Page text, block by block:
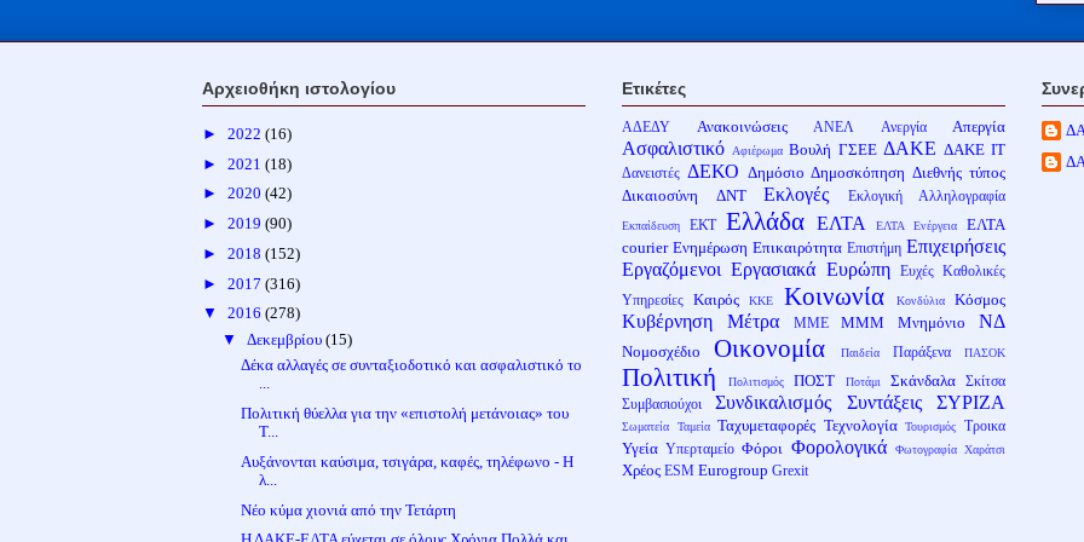
Αρχειοθήκη ιστολογίου
► 2022 (16)
► 2021 (18)
► 2020 (42)
► 2019 (90)
► 2018 (152)
► 2017 (316)
▼ 2016 (278)
▼ Δεκεμβρίου (15)
Δέκα αλλαγές σε συνταξιοδοτικό και ασφαλιστικό το
...
Πολιτική θύελλα για την «επιστολή μετάνοιας» του
Τ...
Αυξάνονται καύσιμα, τσιγάρα, καφές, τηλέφωνο - Η
λ...
Νέο κύμα χιονιά από την Τετάρτη
Ετικέτες
ΑΔΕΔΥ Ανακοινώσεις ΑΝΕΛ Ανεργία Απεργία
Ασφαλιστικό Αφιέρωμα Βουλή ΓΣΕΕ ΔΑΚΕ ΔΑΚΕ ΙΤ
Δανειστές ΔΕΚΟ Δημόσιο Δημοσκόπηση Διεθνής τύπος
Δικαιοσύνη
ΔΝΤ Εκλογές Εκλογική Αλληλογραφία
Εκπαίδευση ΕΚΤ Ελλάδα ΕΛΤΑ ΕΛΤΑ Ενέργεια
ΕΛΤΑ
courier Ενημέρωση Επικαιρότητα Επιστήμη Επιχειρήσεις
Εργαζόμενοι Εργασιακά Ευρώπη Ευχές Καθολικές
Υπηρεσίες
Καιρός ΚΚΕ Κοινωνία Κονδύλια Κόσμος
Κυβέρνηση Μέτρα ΜΜΕ ΜΜΜ Μνημόνιο ΝΔ
Νομοσχέδιο Οικονομία Παιδεία Παράξενα ΠΑΣΟΚ
Πολιτική Πολιτισμός ΠΟΣΤ Ποτάμι Σκάνδαλα
Σκίτσα
Συμβασιούχοι
Συνδικαλισμός Συντάξεις ΣΥΡΙΖΑ
Σωματεία Ταμεία Ταχυμεταφορές Τεχνολογία Τουρισμός Τροικα
Υγεία Υπερταμείο Φόροι Φορολογικά Φωτογραφία Χαράτσι
Χρέος ESM Eurogroup Grexit